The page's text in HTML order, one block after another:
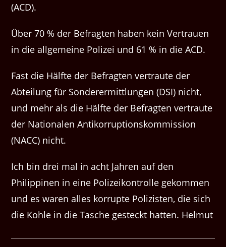
(ACD).
Über 70 % der Befragten haben kein Ver­trauen
in die all­ge­meine Polizei und 61 % in die ACD.
Fast die Hälfte der Befragten ver­traute der
Abteilung für Son­der­ermit­tlun­gen (DSI) nicht,
und mehr als die Hälfte der Befragten ver­traute
der Nationalen Antiko­r­rup­tion­skom­mis­sion
(NACC) nicht.
Ich bin drei mal in acht Jahren auf den
Philippinen in eine Polizeikontrolle gekommen
und es waren alles korrupte Polizisten, die sich
die Kohle in die Tasche gesteckt hatten. Helmut